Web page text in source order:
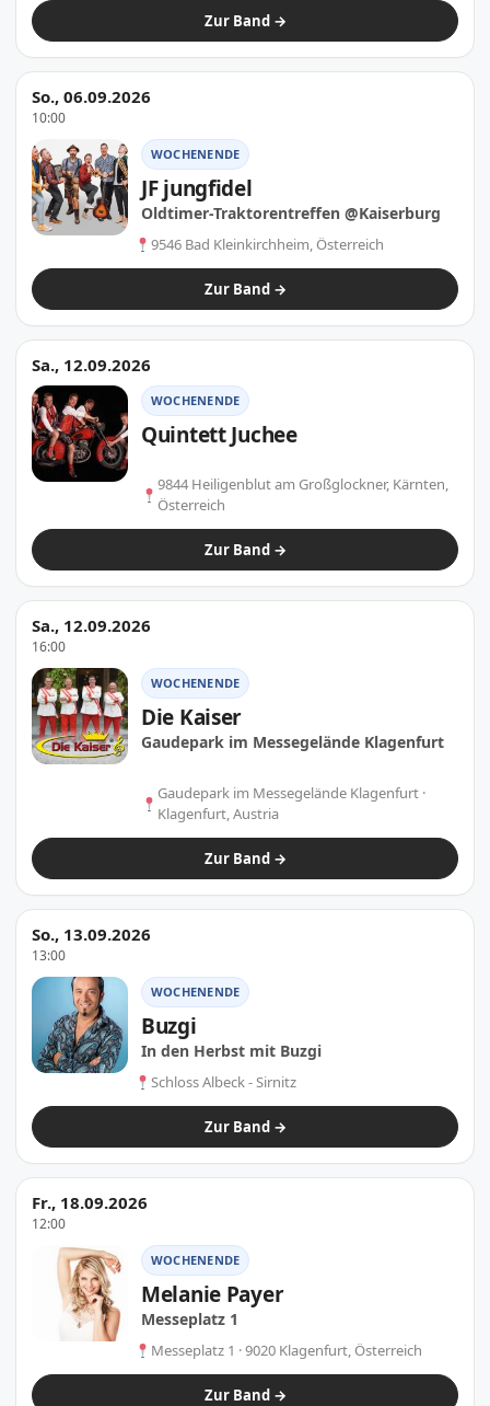
Zur Band →
So., 06.09.2026
10:00
WOCHENENDE
JF jungfidel
Oldtimer-Traktorentreffen @Kaiserburg
9546 Bad Kleinkirchheim, Österreich
Zur Band →
Sa., 12.09.2026
WOCHENENDE
Quintett Juchee
9844 Heiligenblut am Großglockner, Kärnten,
Österreich
Zur Band →
Sa., 12.09.2026
16:00
WOCHENENDE
Die Kaiser
Gaudepark im Messegelände Klagenfurt
Gaudepark im Messegelände Klagenfurt ·
Klagenfurt, Austria
Zur Band →
So., 13.09.2026
13:00
WOCHENENDE
Buzgi
In den Herbst mit Buzgi
Schloss Albeck - Sirnitz
Zur Band →
Fr., 18.09.2026
12:00
WOCHENENDE
Melanie Payer
Messeplatz 1
Messeplatz 1 · 9020 Klagenfurt, Österreich
Zur Band →